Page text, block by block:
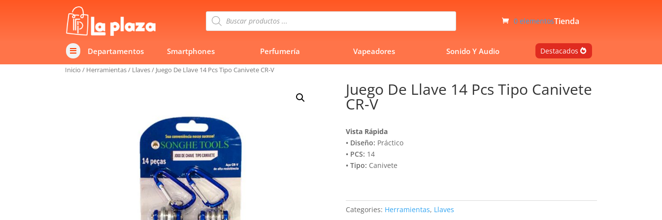
Búsqueda
de
productos
0 elementosTienda
 Departamentos Smartphones Perfumería Vapeadores Sonido Y Audio Destacados
Inicio / Herramientas/ Llaves/ Juego De Llave 14 Pcs Tipo Canivete CR-V
Juego De Llave 14 Pcs Tipo Canivete
CR-V
Vista Rápida
• Diseño: Práctico
• PCS: 14
• Tipo: Canivete
Categories: Herramientas, Llaves